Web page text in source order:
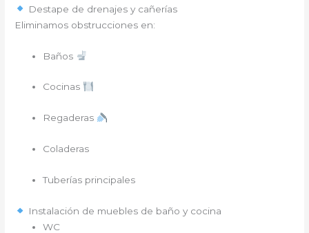
Destape de drenajes y cañerías
Eliminamos obstrucciones en:
Baños
Cocinas
Regaderas
Coladeras
Tuberías principales
Instalación de muebles de baño y cocina
WC